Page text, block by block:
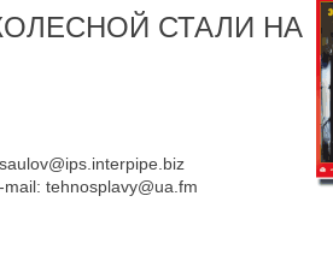
СТАЛИ НА
mail: tehnosplavy@ua.fm